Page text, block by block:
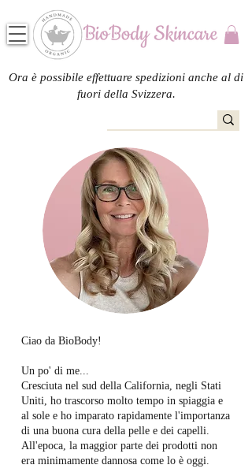
Ora è possibile effettuare spedizioni anche al di
fuori della Svizzera.
Ciao da BioBody!
Un po' di me...
Cresciuta nel sud della California, negli Stati
Uniti, ho trascorso molto tempo in spiaggia e
al sole e ho imparato rapidamente l'importanza
di una buona cura della pelle e dei capelli.
All'epoca, la maggior parte dei prodotti non
era minimamente dannosa come lo è oggi.